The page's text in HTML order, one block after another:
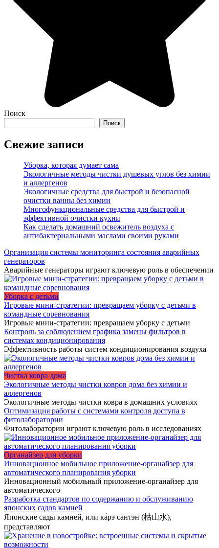
Поиск
Поиск
Свежие записи
Уборка, которая думает сама
Экологичные методы чистки душевых углов без химии
и аллергенов
Экологичные средства для быстрой и безопасной
очистки ванны без химии
Многофункциональные средства для быстрой и
эффективной очистки кухни
Как сделать домашний освежитель воздуха с
антибактериальными маслами своими руками
Организация системы мониторинга состояния аварийных
генераторов
Аварийные генераторы играют ключевую роль в обеспечении
Уборка с детьми
Игровые мини-стратегии: превращаем уборку с детьми в
командные соревнования
Игровые мини-стратегии: превращаем уборку с детьми
Контроль за соблюдением графика замены фильтров в
системах кондиционирования
Эффективность работы систем кондиционирования воздуха
Чистка ковра дома
Экологичные методы чистки ковров дома без химии и
аллергенов
Экологичные методы чистки ковра в домашних условиях
Оптимизация работы с системами контроля доступа в
фитолаборатории
Фитолаборатории играют ключевую роль в исследованиях
Органайзер для уборки
Инновационное мобильное приложение-органайзер для
автоматического планирования уборки
Инновационный мобильный приложение-органайзер для
автоматического
Разработка стандартов по содержанию и обслуживанию
японских садов камней
Японские сады камней, или ка́рэ сантэн (枯山水),
представляют